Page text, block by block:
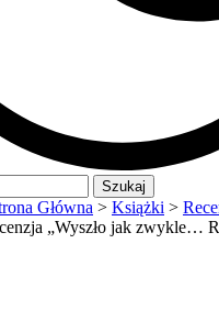
Główna > Książki >
„Wyszło jak zwykle…